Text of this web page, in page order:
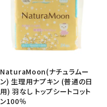
NaturaMoon(ナチュラムー
ン) 生理用ナプキン (普通の日
用) 羽なし トップシートコット
ン100％